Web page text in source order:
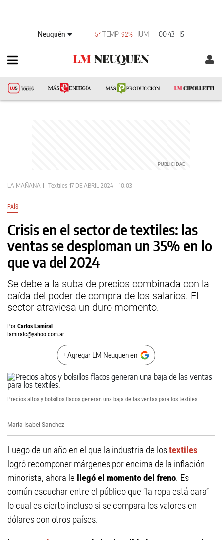
Neuquén 5°TEMP 92% HUM 00:43 HS
LA MAÑANA Textiles 17 DE ABRIL 2024 - 10:03
PAÍS
Crisis en el sector de textiles: las
ventas se desploman un 35% en lo
que va del 2024
Se debe a la suba de precios combinada con la
caída del poder de compra de los salarios. El
sector atraviesa un duro momento.
Por Carlos Lamiral
lamiralc@yahoo.com.ar
+ Agregar LM Neuquen en
Precios altos y bolsillos flacos generan una baja de las ventas para los textiles.
Maria Isabel Sanchez
Luego de un año en el que la industria de lostextiles
logró recomponer márgenes por encima de la inflación
minorista, ahora le llegó el momento del freno. Es
común escuchar entre el público que “la ropa está cara”
lo cual es cierto incluso si se compara los valores en
dólares con otros países.